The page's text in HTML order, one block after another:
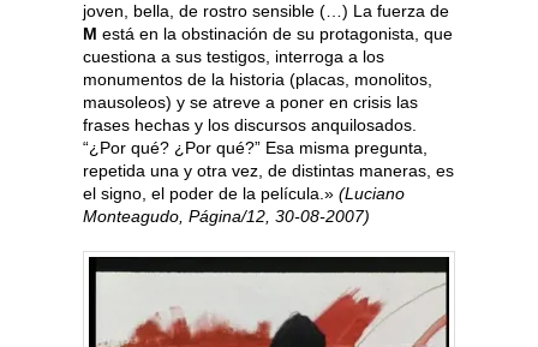
joven, bella, de rostro sensible (…) La fuerza de
M está en la obstinación de su protagonista, que
cuestiona a sus testigos, interroga a los
monumentos de la historia (placas, monolitos,
mausoleos) y se atreve a poner en crisis las
frases hechas y los discursos anquilosados.
“¿Por qué? ¿Por qué?” Esa misma pregunta,
repetida una y otra vez, de distintas maneras, es
el signo, el poder de la película.» (Luciano
Monteagudo, Página/12, 30-08-2007)